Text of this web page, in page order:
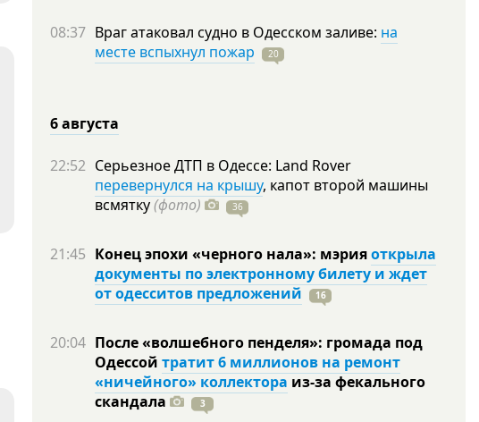
08:37 Враг атаковал судно в Одесском заливе: на
месте вспыхнул пожар
20
6 августа
22:52 Серьезное ДТП в Одессе: Land Rover
перевернулся на крышу, капот второй машины
всмятку(фото) 36
21:45 Конец эпохи «черного нала»: мэрияоткрыла
документы по электронному билету и ждет
от одесситов предложений
16
20:04 После «волшебного пенделя»: громада под
Одессой тратит 6 миллионов на ремонт
«ничейного» коллектора из-за фекального
скандала
3